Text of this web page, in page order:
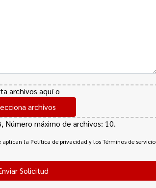
archivos aquí o
archivos
Número máximo de archivos: 10.
aplican la Política de privacidad y los Términos de servicio